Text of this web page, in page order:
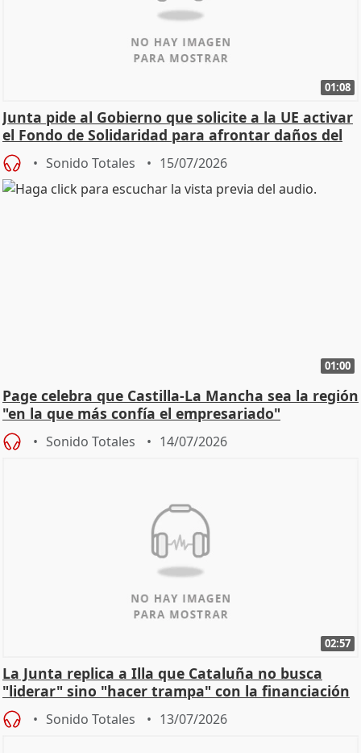
01:08
Junta pide al Gobierno que solicite a la UE activar
el Fondo de Solidaridad para afrontar daños del
Sonido Totales 15/07/2026
01:00
Page celebra que Castilla-La Mancha sea la región
"en la que más confía el empresariado"
Sonido Totales 14/07/2026
02:57
La Junta replica a Illa que Cataluña no busca
"liderar" sino "hacer trampa" con la financiación
Sonido Totales 13/07/2026